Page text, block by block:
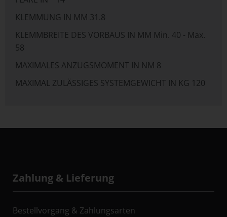
KLEMMUNG IN MM 31.8
KLEMMBREITE DES VORBAUS IN MM Min. 40 - Max.
58
MAXIMALES ANZUGSMOMENT IN NM 8
MAXIMAL ZULÄSSIGES SYSTEMGEWICHT IN KG 120
Zahlung & Lieferung
Bestellvorgang & Zahlungsarten